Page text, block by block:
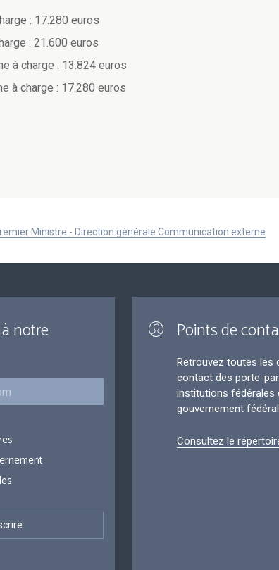
: 17.280 euros
: 21.600 euros
à charge : 13.824 euros
à charge : 17.280 euros
Ministre - Direction générale Communication externe
notre
Points de
Retrouvez toutes les
contact des porte-
institutions fédérales
gouvernement
Consultez le